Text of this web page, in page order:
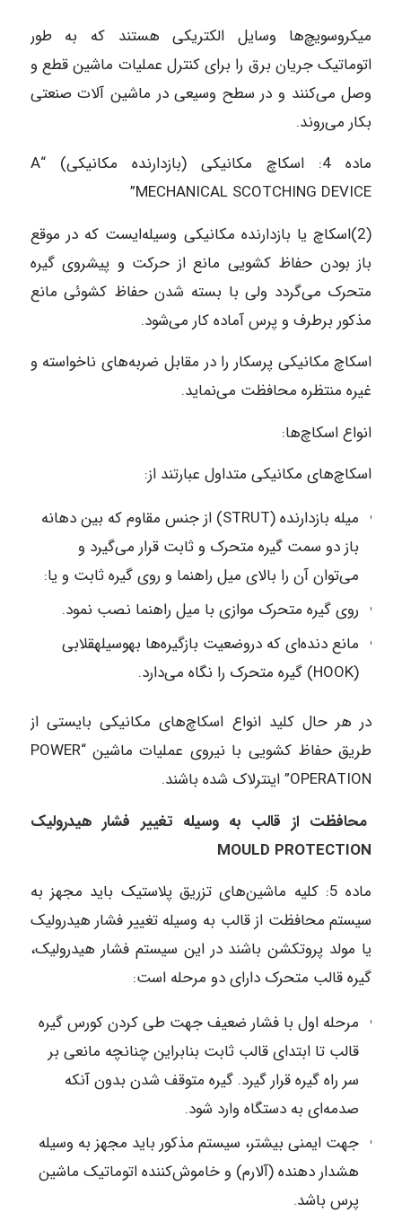
میکروسویچ‌ها وسایل الکتریکی هستند که به طور
اتوماتیک جریان برق را برای کنترل عملیات ماشین قطع و
وصل می‌کنند و در سطح وسیعی در ماشین آلات صنعتی
بکار می‌روند.
ماده‌ 4: اسکاچ مکانیکی (بازدارنده مکانیکی) “A
MECHANICAL SCOTCHING DEVICE”
(2)اسکاچ یا بازدارنده مکانیکی وسیله‌ایست که در موقع
باز بودن حفاظ کشویی مانع از حرکت و پیشروی گیره
متحرک می‌گردد ولی با بسته شدن حفاظ کشوئی مانع
مذکور برطرف و پرس آماده کار می‌شود.
اسکاچ مکانیکی پرسکار را در مقابل ضربه‌های ناخواسته و
غیره منتظره محافظت می‌نماید.
انواع اسکاچ‌ها:
اسکاچ‌های مکانیکی متداول عبارتند از:
میله بازدارنده (STRUT) از جنس مقاوم که بین دهانه
باز دو سمت گیره متحرک و ثابت قرار می‌گیرد و
می‌توان آن را بالای میل راهنما و روی گیره ثابت و یا:
روی گیره متحرک موازی با میل راهنما نصب نمود.
مانع دنده‌ای که دروضعیت بازگیره‌ها به‎وسیله‎قلابی
(HOOK) گیره متحرک را نگاه می‌دارد.
در هر حال کلید انواع اسکاچ‌های مکانیکی بایستی از
طریق حفاظ کشویی با نیروی عملیات ماشین “POWER
OPERATION” اینترلاک شده باشند.
محافظت از قالب به وسیله تغییر فشار هیدرولیک
MOULD PROTECTION
ماده‌ 5: کلیه ماشین‌های تزریق پلاستیک باید مجهز به
سیستم محافظت از قالب به وسیله تغییر فشار هیدرولیک
یا مولد پروتکشن باشند در این سیستم فشار هیدرولیک،
گیره قالب متحرک دارای دو مرحله است:
مرحله اول با فشار ضعیف جهت طی کردن کورس گیره
قالب تا ابتدای قالب ثابت بنابراین چنانچه مانعی بر
سر راه گیره قرار گیرد. گیره متوقف شدن بدون آنکه
صدمه‌ای به دستگاه وارد شود.
جهت ایمنی بیشتر، سیستم مذکور باید مجهز به وسیله
هشدار دهنده (آلارم) و خاموش‌کننده اتوماتیک ماشین
پرس باشد.